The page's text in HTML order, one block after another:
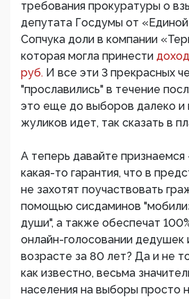
требования прокуратуры о
депутата Госдумы от
Сопчука доли в компании
которая могла принести
руб. И все эти 3 прекрасных
"прославились" в течение
это еще до выборов далеко и
жуликов идет, так сказать в
А теперь давайте признаемся
какая-то гарантия, что в
не захотят поучаствовать
помощью сисдаминов
души", а также обеспечат
онлайн-голосовании дедушек
возрасте за 80 лет? Да и не
как известно, весьма
населения на выборы просто